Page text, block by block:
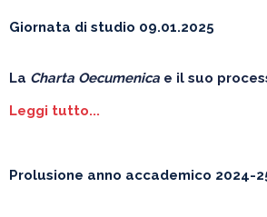
Giornata di studio 09.01.2025
La Charta Oecumenica e il suo
Leggi tutto...
Prolusione anno accademico 2024-